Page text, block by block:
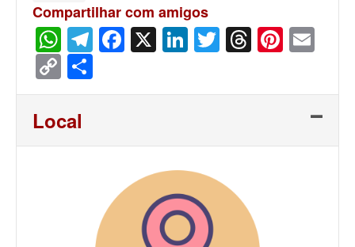
Compartilhar com amigos
WhatsApp
Telegram
Facebook
X LinkedIn
Twitter
Threads
Copy
Link
Local